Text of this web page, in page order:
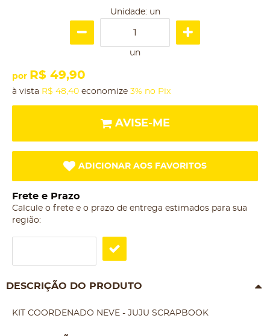
Unidade: un
un
por R$ 49,90
à vista R$ 48,40 economize 3% no Pix
AVISE-ME
ADICIONAR AOS FAVORITOS
Frete e Prazo
Calcule o frete e o prazo de entrega estimados para sua
região:
DESCRIÇÃO DO PRODUTO
KIT COORDENADO NEVE - JUJU SCRAPBOOK